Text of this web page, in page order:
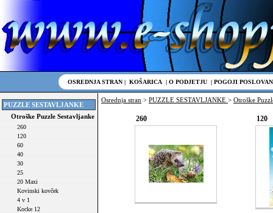
OSREDNJA STRAN| KOŠARICA| O PODJETJU| POGOJI
PUZZLE SESTAVLJANKE
Otroške Puzzle Sestavljanke
260
120
60
40
30
25
20 Maxi
Kovinski kovček
4 v 1
Kocke 12
Osrednja stran > PUZZLE SESTAVLJANKE > Otroške
260 120